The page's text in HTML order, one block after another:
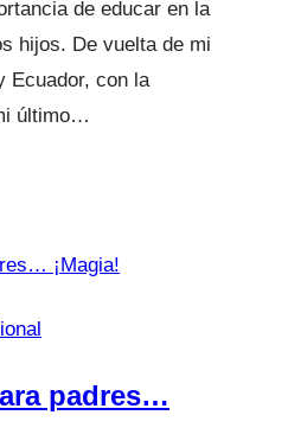
de educar en la
hijos. De vuelta de mi
Ecuador, con la
último…
padres…